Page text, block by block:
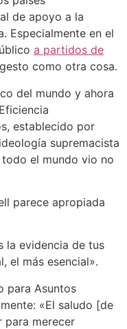
de apoyo a la
Especialmente en el
a partidos de
como otra cosa.
del mundo y ahora
establecido por
supremacista
el mundo vio no
parece apropiada
la evidencia de tus
el más esencial».
para Asuntos
«El saludo [de
para merecer